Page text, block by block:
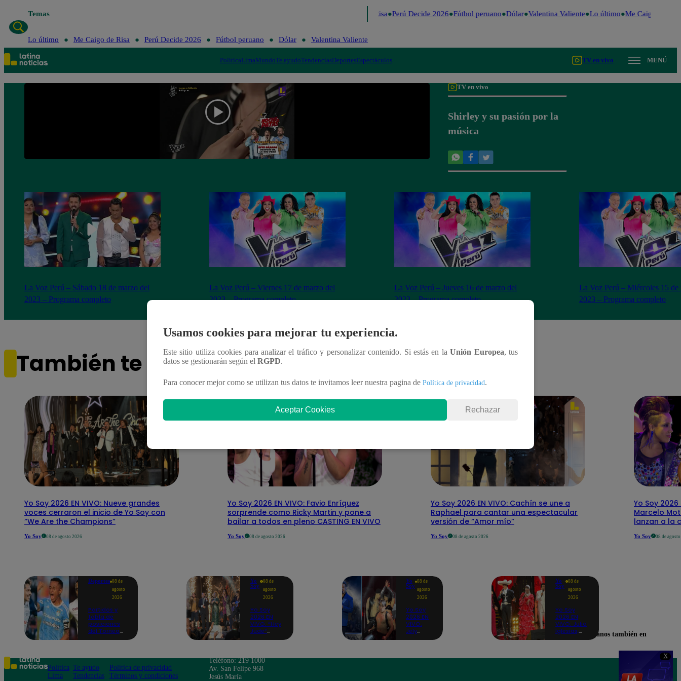
X
Temas Me Caigo de Risa Perú Decide 2026 Fútbol peruano Dólar Valentina Valiente Lo último Me Caigo de Risa
Lo último Me Caigo de Risa Perú Decide 2026 Fútbol peruano Dólar Valentina Valiente
PolíticaLimaMundoTe ayudoTendenciasDeportesEspectáculos TV en vivo MENÚ
TV en vivo
Shirley y su pasión por la
música
La Voz Perú – Sábado 18 de marzo del
2023 – Programa completo
La Voz Perú – Viernes 17 de marzo del
2023 – Programa completo
La Voz Perú – Jueves 16 de marzo del
2023 – Programa completo
La Voz Perú – Miércoles 15 de
2023 – Programa completo
También te puede interesar
Yo Soy 2026 EN VIVO: Nueve grandes
voces cerraron el inicio de Yo Soy con
“We Are the Champions”
Yo Soy 08 de agosto 2026
Yo Soy 2026 EN VIVO: Favio Enríquez
sorprende como Ricky Martin y pone a
bailar a todos en pleno CASTING EN VIVO
Yo Soy 08 de agosto 2026
Yo Soy 2026 EN VIVO: Cachín se une a
Raphael para cantar una espectacular
versión de “Amor mío”
Yo Soy 08 de agosto 2026
Yo Soy 2026
Marcelo
lanzan a la
Yo Soy 08 de
Deportes 08 de
agosto
2026
Partidos y
tabla de
posiciones
del Torneo
en la fecha 4
Yo
Soy
08 de
agosto
2026
Yo Soy
2026 EN
VIVO: “Hey
Jude”
José
Feliciano,
Eddie
Yo
Soy
08 de
agosto
2026
Yo Soy
2026 EN
VIVO:
Jely
Bravo
Yo
Soy
08 de
agosto
2026
Yo Soy
2026 EN
VIVO: Julio
Iglesias,
artistas se
Usamos cookies para mejorar tu experiencia.
Este sitio utiliza cookies para analizar el tráfico y personalizar contenido. Si estás en laUnión Europea, tus
datos se gestionarán según el RGPD.
Para conocer mejor como se utilizan tus datos te invitamos leer nuestra pagina de Política de privacidad.
Aceptar Cookies Rechazar
Encuéntranos también en
Política
Lima
Te ayudo
Tendencias
Política de privacidad
Términos y condiciones
Teléfono: 219 1000
Av. San Felipe 968
Jesús María